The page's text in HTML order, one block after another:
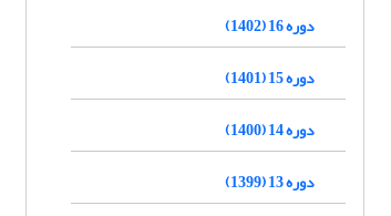
دوره 16 (1402)
دوره 15 (1401)
دوره 14 (1400)
دوره 13 (1399)